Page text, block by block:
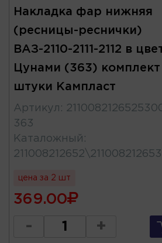
Накладка фар нижняя
(ресницы-реснички)
ВАЗ-2110-2111-2112 в
Цунами (363) комплект
штуки Кампласт
Артикул :
363
Каталожный :
цена за 2 шт
369.00
- +